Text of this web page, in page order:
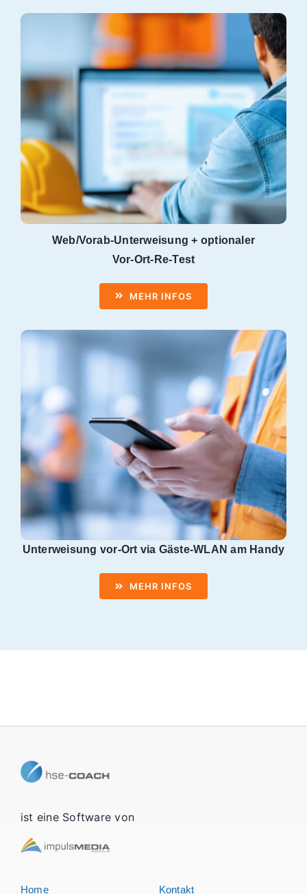
Web/Vorab‑Unterweisung + optionaler
Vor‑Ort‑Re‑Test
MEHR INFOS
Unterweisung vor‑Ort via Gäste‑WLAN am Handy
MEHR INFOS
ist eine Software von
Home Kontakt